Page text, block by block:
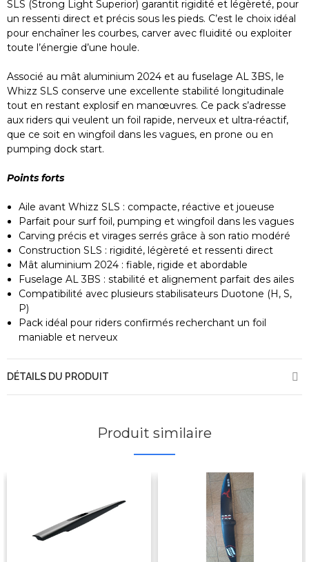
SLS (Strong Light Superior) garantit rigidité et légèreté, pour
un ressenti direct et précis sous les pieds. C’est le choix idéal
pour enchaîner les courbes, carver avec fluidité ou exploiter
toute l’énergie d’une houle.
Associé au mât aluminium 2024 et au fuselage AL 3BS, le
Whizz SLS conserve une excellente stabilité longitudinale
tout en restant explosif en manœuvres. Ce pack s’adresse
aux riders qui veulent un foil rapide, nerveux et ultra-réactif,
que ce soit en wingfoil dans les vagues, en prone ou en
pumping dock start.
Points forts
Aile avant Whizz SLS : compacte, réactive et joueuse
Parfait pour surf foil, pumping et wingfoil dans les vagues
Carving précis et virages serrés grâce à son ratio modéré
Construction SLS : rigidité, légèreté et ressenti direct
Mât aluminium 2024 : fiable, rigide et abordable
Fuselage AL 3BS : stabilité et alignement parfait des ailes
Compatibilité avec plusieurs stabilisateurs Duotone (H, S,
P)
Pack idéal pour riders confirmés recherchant un foil
maniable et nerveux
DÉTAILS DU PRODUIT
Produit similaire